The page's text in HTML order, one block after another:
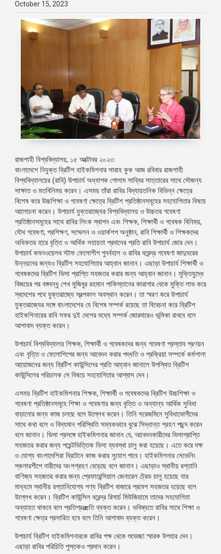
October 15, 2023
রাজশাহী বিশ্ববিদ্যালয়, ১৫ অক্টোবর ২০২৩:
বাংলাদেশে নিযুক্ত ব্রিটিশ হাইকমিশনার সারাহ কুক আজ রবিবার রাজশাহী
বিশ্ববিদ্যালয়ের (রাবি) উপাচার্য অধ্যাপক গোলাম সাব্বির সাত্তারের সাথে সৌজন্য
সাক্ষাত ও মতবিনিময় করেন। এসময় তাঁরা রাবির বিদ্যায়তনিক বিভিন্ন ক্ষেত্রে
বিশেষ করে উচ্চশিক্ষা ও গবেষণা ক্ষেত্রে ব্রিটিশ প্রতিষ্ঠানসমূহের সহযোগিতার বিষয়ে
আলোচনা করেন। উপাচার্য যুক্তরাজ্যের বিশ্ববিদ্যালয় ও উচ্চতর গবেষণা
প্রতিষ্ঠানসমূহের সাথে রাবির লিংক স্থাপন এবং শিক্ষক, শিক্ষার্থী ও গবেষক বিনিময়,
যৌথ গবেষণা, প্রশিক্ষণ, সম্মেলন ও ওয়ার্কশপ অনুষ্ঠান, রাবি শিক্ষার্থী ও শিক্ষকদের
অধিকতর হারে বৃত্তি ও আর্থিক সহায়তা প্রদানের প্রতি রাবি উপাচার্য জোর দেন।
উপাচার্য কমনওয়েলথ স্টাফ ফেলোশীপ পুনর্বহাল ও রাবির বরেন্দ্র গবেষণা জাদুঘরের
উন্নয়নের জন্যও ব্রিটিশ সহযোগিতার আহ্বান জানান। এছাড়া উপাচার্য শিক্ষার্থী ও
গবেষকদের ব্রিটিশ ভিসা প্রাপ্তি সহজতর করার জন্য আহ্বান জানান। মুক্তিযুদ্ধে
বিজয়ের পর বঙ্গবন্ধু শেখ মুজিবুর রহমান পাকিস্তানের কারাগার থেকে মুক্তি লাভ করে
স্বদেশের পথে যুক্তরাজ্যে স্বল্পকাল অবস্থান করেন। তা স্মরণ করে উপাচার্য
যুক্তরাজ্যের সঙ্গে বাংলাদেশের যে বিশেষ সম্পর্ক রয়েছে তা বিবেচনা করে ব্রিটিশ
হাইকশিনারের রাবি সফর দুই দেশের মধ্যে সম্পর্ক জোরদারেও ভূমিকা রাখবে বলে
আশাবাদ ব্যক্ত করেন।
উপাচার্য বিশ্ববিদ্যালয় শিক্ষক, শিক্ষার্থী ও গবেষকদের জন্য গবেষণা প্রস্তাব প্রণয়ন
এবং বৃত্তি ও ফেলোশিপের জন্য আবেদন করার পদ্ধতি ও প্রক্রিয়া সম্পর্কে কর্মশালা
আয়োজনের জন্য ব্রিটিশ কাউন্সিলের প্রতি আহ্বান জানালে উপস্থিত ব্রিটিশ
কাউন্সিলের পরিচালক সে বিষয়ে সহযোগিতার আশ্বাস দেন।
এসময় ব্রিটিশ হাইকমিশনার শিক্ষক, শিক্ষার্থী ও গবেষকদের ব্রিটিশ উচ্চশিক্ষা ও
গবেষণা প্রতিষ্ঠানসমূহে শিক্ষা ও গবেষণার জন্য বৃত্তি ও অন্যান্য আর্থিক সুবিধা
বাড়ানোর জন্য কাজ চলছে বলে উল্লেখ করেন। তিনি সরেজমিনে সুবিধাভোগীদের
সাথে কথা বলে ও বিদ্যমান পরিস্থিতি সম্যকভাবে বুঝে সিদ্ধান্ত গ্রহণ পছন্দ করেন
বলে জানান। ভিসা প্রসঙ্গে হাইকমিশনার জানান যে, আবেদনকারীদের ভিসাপ্রাপ্তি
সহজতর করার জন্য পয়েন্টভিত্তিক ভিসা ব্যবস্থা চালু করা হয়েছে। এতে করে দক্ষ
ও যোগ্য বাংলাদেশিরা ব্রিটেনে কাজ করার সুযোগ পাবে। হাইকমিশনার সেভেনিং
স্কলারশীপে নারীদের অংশগ্রহণ বেড়েছে বলে জানান। এছাড়াও স্থানীয় রপ্তানি
বাণিজ্য সহজতর করার জন্য প্রেফারেন্সিয়াল জেনারেল ট্রেড চালু হয়েছে যার
মাধ্যমে স্থানীয় রপ্তানিযোগ্য পণ্য ব্রিটিশ বাজারে প্রবেশ সহজতর হয়েছে বলে
উল্লেখ করেন। ব্রিটিশ কাউন্সিল বরেন্দ্র রিসার্চ মিউজিয়ামে তাদের সহযোগিতা
অব্যাহত থাকবে বলে প্রতিশ্রæতি ব্যক্ত করেন। ভবিষ্যতে রাবির সাথে শিক্ষা ও
গবেষণা ক্ষেত্র প্রসারিত হবে বলে তিনি আশাবাদ ব্যক্ত করেন।
উপাচার্য ব্রিটিশ হাইকমিশনারকে রাবির পক্ষ থেকে শুভেচ্ছা স্মারক উপহার দেন।
এছাড়া রাবির পরিচিতি পুস্তকও প্রদান করেন।